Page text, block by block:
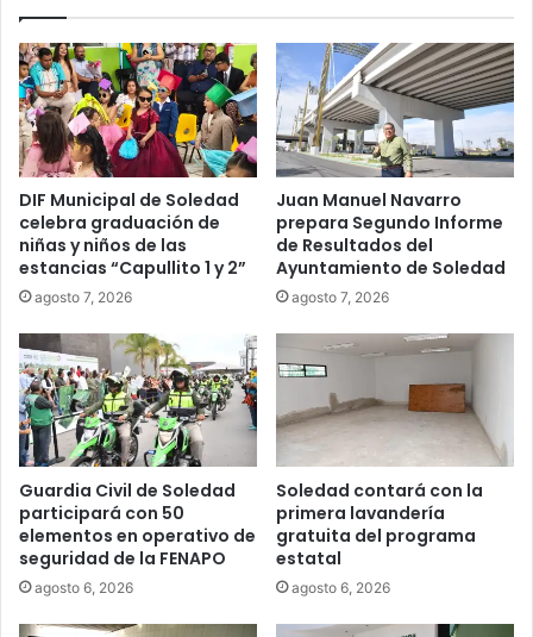
DIF Municipal de Soledad
celebra graduación de
niñas y niños de las
estancias “Capullito 1 y 2”
agosto 7, 2026
Juan Manuel Navarro
prepara Segundo Informe
de Resultados del
Ayuntamiento de Soledad
agosto 7, 2026
Guardia Civil de Soledad
participará con 50
elementos en operativo de
seguridad de la FENAPO
agosto 6, 2026
Soledad contará con la
primera lavandería
gratuita del programa
estatal
agosto 6, 2026